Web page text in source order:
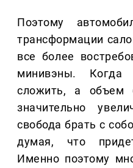
Поэтому
трансформации
все более
минивэны.
сложить, а объем
значительно
свобода брать с
думая, что
Именно поэтому